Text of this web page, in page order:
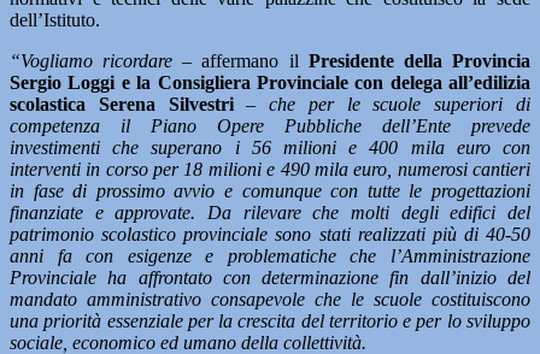
dell’Istituto.
“Vogliamo ricordare – affermano il Presidente della Provincia
Sergio Loggi e la Consigliera Provinciale con delega all’edilizia
scolastica Serena Silvestri–che per le scuole superiori di
competenza il Piano Opere Pubbliche dell’Ente prevede
investimenti che superano i 56 milioni e 400 mila euro con
interventi in corso per 18 milioni e 490 mila euro, numerosi cantieri
in fase di prossimo avvio e comunque con tutte le progettazioni
finanziate e approvate. Da rilevare che molti degli edifici del
patrimonio scolastico provinciale sono stati realizzati più di 40-50
anni fa con esigenze e problematiche che l’Amministrazione
Provinciale ha affrontato con determinazione fin dall’inizio del
mandato amministrativo consapevole che le scuole costituiscono
una priorità essenziale per la crescita del territorio e per lo sviluppo
sociale, economico ed umano della collettività.